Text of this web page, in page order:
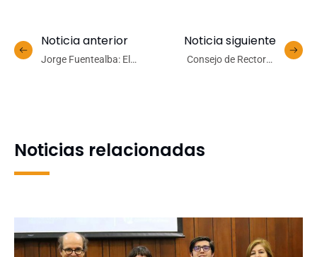
Noticia anterior
Jorge Fuentealba: El
Noticia siguiente
Consejo de Rectores
Noticias relacionadas